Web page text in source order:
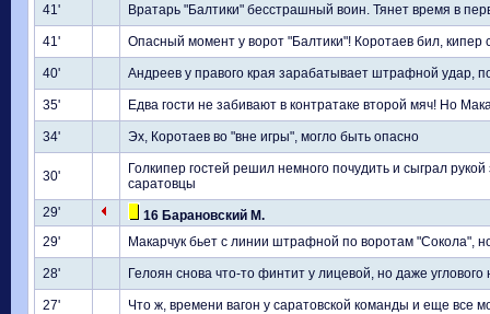
41' Вратарь "Балтики" бесстрашный воин. Тянет время в
41' Опасный момент у ворот "Балтики"! Коротаев бил, кипер
40' Андреев у правого края зарабатывает штрафной удар,
35' Едва гости не забивают в контратаке второй мяч! Но
34' Эх, Коротаев во "вне игры", могло быть опасно
30'
Голкипер гостей решил немного почудить и сыграл
саратовцы
29'
16 Барановский М.
29'
Макарчук бьет с линии штрафной по воротам "Сокола",
28' Гелоян снова что-то финтит у лицевой, но даже углового
27' Что ж, времени вагон у саратовской команды и еще все